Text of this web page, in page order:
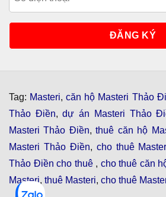
Tag: Masteri,căn hộ Masteri Thảo
Thảo Điền,dự án Masteri Thảo
Masteri Thảo Điền,thuê căn hộ
Masteri Thảo Điền, cho thuê
Thảo Điền cho thuê , cho thuê căn
Masteri, thuê Masteri, cho thuê